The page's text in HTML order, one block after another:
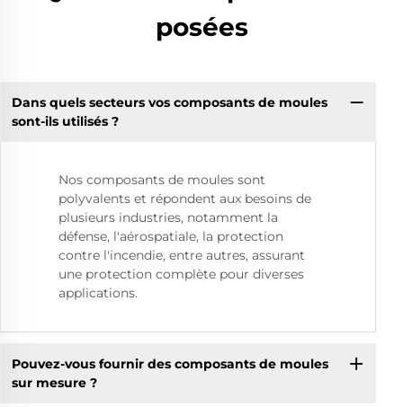
posées
Dans quels secteurs vos composants de moules
sont-ils utilisés ?
Nos composants de moules sont
polyvalents et répondent aux besoins de
plusieurs industries, notamment la
défense, l'aérospatiale, la protection
contre l'incendie, entre autres, assurant
une protection complète pour diverses
applications.
Pouvez-vous fournir des composants de moules
sur mesure ?